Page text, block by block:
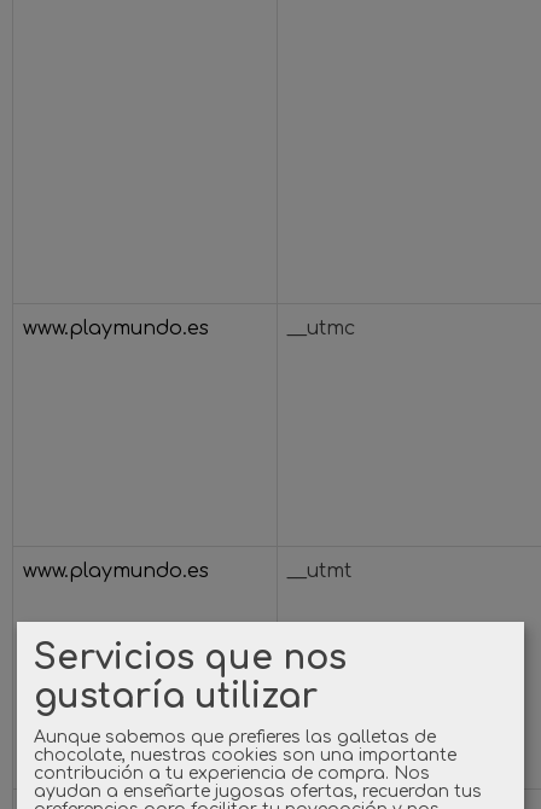
www.playmundo.es __utmc
www.playmundo.es __utmt
Servicios que nos
gustaría utilizar
Aunque sabemos que prefieres las galletas de
chocolate, nuestras cookies son una importante
contribución a tu experiencia de compra. Nos
ayudan a enseñarte jugosas ofertas, recuerdan tus